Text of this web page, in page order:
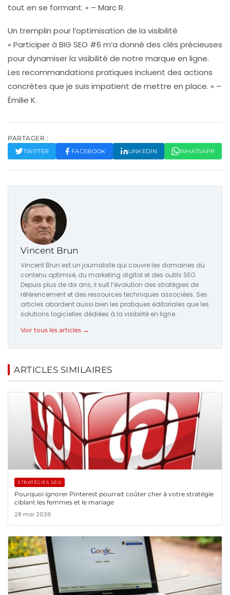
tout en se formant. » – Marc R.
Un tremplin pour l’optimisation de la visibilité
« Participer à BIG SEO #6 m’a donné des clés précieuses
pour dynamiser la visibilité de notre marque en ligne.
Les recommandations pratiques incluent des actions
concrètes que je suis impatient de mettre en place. » –
Émilie K.
PARTAGER :
TWITTER FACEBOOK LINKEDIN WHATSAPP
Vincent Brun
Vincent Brun est un journaliste qui couvre les domaines du
contenu optimisé, du marketing digital et des outils SEO.
Depuis plus de dix ans, il suit l’évolution des stratégies de
référencement et des ressources techniques associées. Ses
articles abordent aussi bien les pratiques éditoriales que les
solutions logicielles dédiées à la visibilité en ligne.
Voir tous les articles →
ARTICLES SIMILAIRES
STRATÉGIES SEO
Pourquoi ignorer Pinterest pourrait coûter cher à votre stratégie
ciblant les femmes et le mariage
28 mai 2026